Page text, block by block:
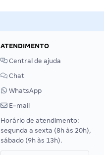
ATENDIMENTO
Central de ajuda
Chat
WhatsApp
E-mail
Horário de atendimento:
segunda a sexta (8h às 20h),
sábado (9h às 13h).